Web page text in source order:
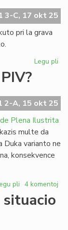
la
3-C, 17 okt 25
pri la grava
Legu pli
de
2-A, 15 okt 25
Plena Ilustrita
multe da
Duka varianto ne
konsekvence
pli pri
al
4 komentoj